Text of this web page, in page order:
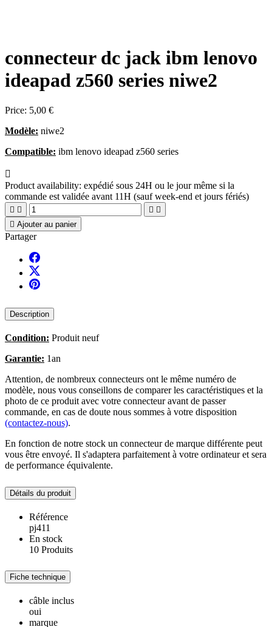
connecteur dc jack ibm lenovo
ideapad z560 series niwe2
Price: 5,00 €
Modèle: niwe2
Compatible: ibm lenovo ideapad z560 series

Product availability: expédié sous 24H ou le jour même si la
commande est validée avant 11H (sauf week-end et jours fériés)
   
 Ajouter au panier
Partager
Description
Condition: Produit neuf
Garantie: 1an
Attention, de nombreux connecteurs ont le même numéro de
modèle, nous vous conseillons de comparer les caractéristiques et la
photo de ce produit avec votre connecteur avant de passer
commande, en cas de doute nous sommes à votre disposition
(contactez-nous).
En fonction de notre stock un connecteur de marque différente peut
vous être envoyé. Il s'adaptera parfaitement à votre ordinateur et sera
de performance équivalente.
Détails du produit
Référence
pj411
En stock
10 Produits
Fiche technique
câble inclus
oui
marque